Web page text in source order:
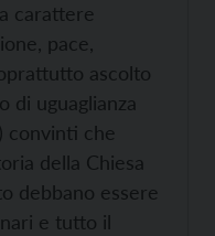
carattere
pace,
ascolto
di uguaglianza
convinti che
della Chiesa
debbano essere
e tutto il